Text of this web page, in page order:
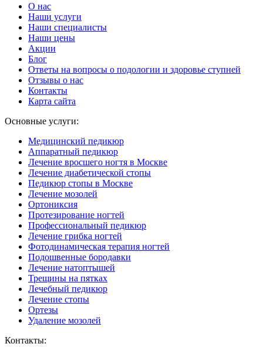
О нас
Наши услуги
Наши специалисты
Наши цены
Акции
Блог
Ответы на вопросы о подологии и здоровье ступней
Отзывы о нас
Контакты
Карта сайта
Основные услуги:
Медицинский педикюр
Аппаратный педикюр
Лечение вросшего ногтя в Москве
Лечение диабетической стопы
Педикюр стопы в Москве
Лечение мозолей
Ортониксия
Протезирование ногтей
Профессиональный педикюр
Лечение грибка ногтей
Фотодинамическая терапия ногтей
Подошвенные бородавки
Лечение натоптышей
Трещины на пятках
Лечебный педикюр
Лечение стопы
Ортезы
Удаление мозолей
Контакты: